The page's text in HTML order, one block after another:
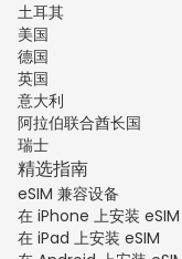
土耳其
美国
德国
英国
意大利
阿拉伯联合酋长国
瑞士
精选指南
eSIM 兼容设备
在 iPhone 上安装 eSIM
在 iPad 上安装 eSIM